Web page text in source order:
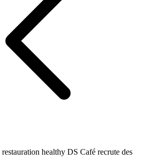
healthy DS Café recrute des